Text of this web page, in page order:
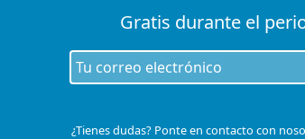
Gratis durante el
¿Tienes dudas? Ponte en contacto con